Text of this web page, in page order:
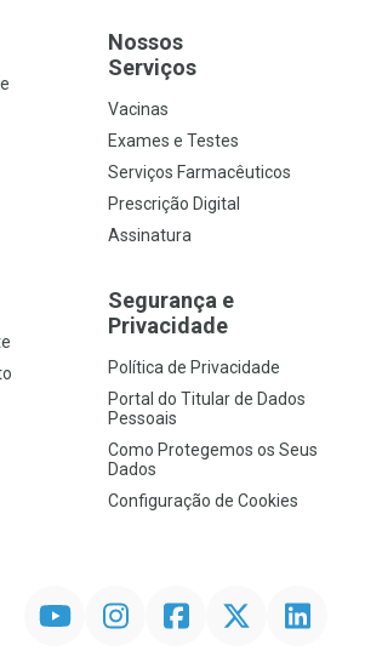
Nossos
Serviços
Vacinas
Exames e Testes
Serviços Farmacêuticos
Prescrição Digital
Assinatura
Segurança e
Privacidade
Política de Privacidade
Portal do Titular de Dados
Pessoais
Como Protegemos os Seus
Dados
Configuração de Cookies
InstagramFacebookTwitter Linkedin